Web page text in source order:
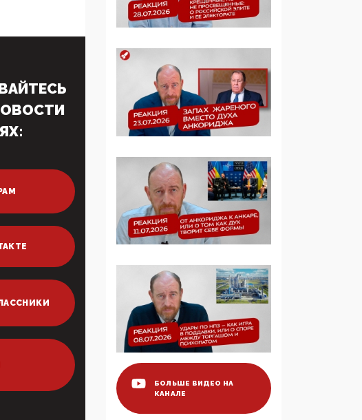
Прокуратура наконец
увидела
деятельность ИИТО
ЮНЕСКО в России, но
цифроглобалисты
продолжают
определять повестку в
образовании
09:43, 01 Июня 2026
5G за счет здоровья
граждан: Минцифры
намерено отобрать у
регионов и
муниципалитетов право
защищать жилые дома
и социальные объекты
от ЭМИ
05:58, 26 Мая 2026
Роскомнадзор
освободили от борца с
деструктивным и
опасным контентом
07:39, 25 Мая 2026
БОЛЬШЕ ВИДЕО НА
КАНАЛЕ